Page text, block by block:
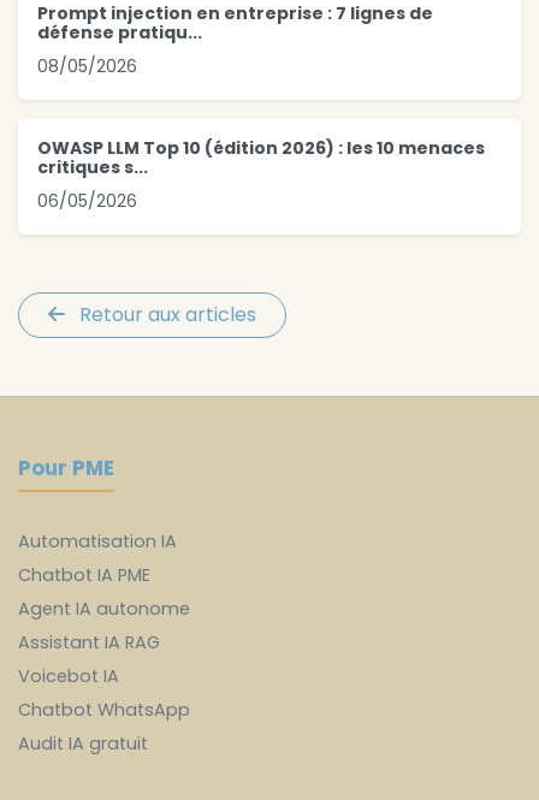
Prompt injection en entreprise : 7 lignes de
défense pratiqu...
08/05/2026
OWASP LLM Top 10 (édition 2026) : les 10 menaces
critiques s...
06/05/2026
Retour aux articles
Pour PME
Automatisation IA
Chatbot IA PME
Agent IA autonome
Assistant IA RAG
Voicebot IA
Chatbot WhatsApp
Audit IA gratuit